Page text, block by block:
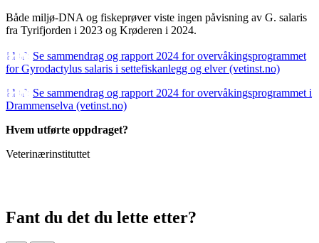
Både miljø-DNA og fiskeprøver viste ingen påvisning av G. salaris
fra Tyrifjorden i 2023 og Krøderen i 2024.
Se sammendrag og rapport 2024 for overvåkingsprogrammet
for Gyrodactylus salaris i settefiskanlegg og elver (vetinst.no)
Se sammendrag og rapport 2024 for overvåkingsprogrammet i
Drammenselva (vetinst.no)
Hvem utførte oppdraget?
Veterinærinstituttet
Fant du det du lette etter?